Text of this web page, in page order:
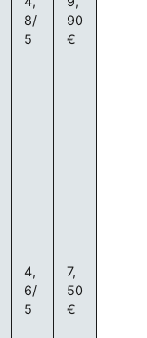
8/
5
90
€
4,
6/
5
7,
50
€